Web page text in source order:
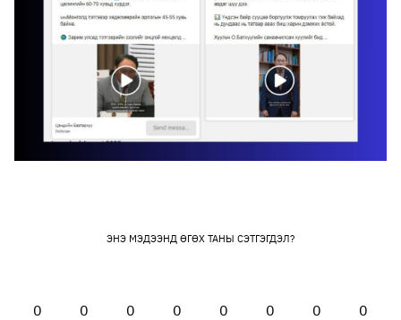
ЭНЭ МЭДЭЭНД ӨГӨХ ТАНЫ СЭТГЭГДЭЛ?
0 0 0 0 0 0 0 0